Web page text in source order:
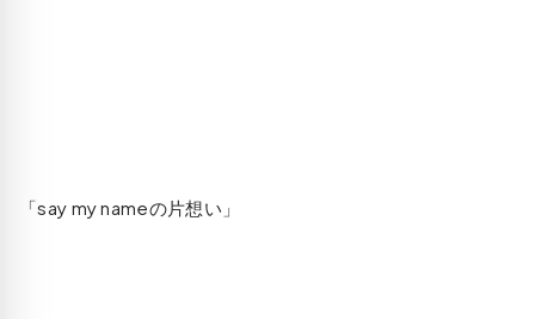
「say my nameの片想い」